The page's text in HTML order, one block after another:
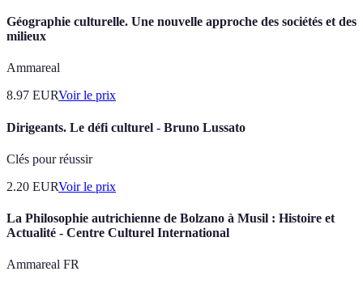
Géographie culturelle. Une nouvelle approche des sociétés et des
milieux
Ammareal
8.97 EURVoir le prix
Dirigeants. Le défi culturel - Bruno Lussato
Clés pour réussir
2.20 EURVoir le prix
La Philosophie autrichienne de Bolzano à Musil : Histoire et
Actualité - Centre Culturel International
Ammareal FR